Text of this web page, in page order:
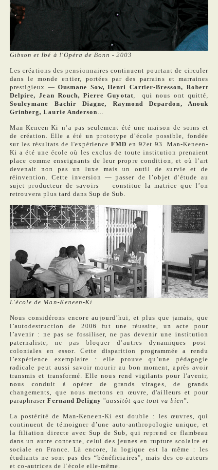
Gibson et Ibé à l'Opéra de Bonn - 2003
Les créations des pensionnaires continuent pourtant de circuler
dans le monde entier, portées par des parrains et marraines
prestigieux —Ousmane Sow, Henri Cartier-Bresson, Robert
Delpire, Jean Rouch, Pierre Guyotat , qui nous ont quitté,
Souleymane Bachir Diagne, Raymond Depardon, Anouk
Grinberg, Laurie Anderson
Man-Keneen-Ki n’a pas seulement été une maison de soins et
de création. Elle a été un prototype d’école possible, fondée
sur les résultats de l'expérience FMD en 92et 93. Man-Keneen-
Ki a été une école où les exclus de toute institution prenaient
place comme enseignants de leur propre condition, et où l’art
devenait non pas un luxe mais un outil de survie et de
réinvention. Cette inversion — passer de l’objet d’étude au
sujet producteur de savoirs — constitue la matrice que l’on
retrouvera plus tard dans Sup de Sub.
L'école de Man-Keneen-Ki
Nous considérons encore aujourd’hui, et plus que jamais, que
l’autodestruction de 2006 fut une réussite, un acte pour
l’avenir : ne pas se fossiliser, ne pas devenir une institution
paternaliste, ne pas bloquer d’autres dynamiques post-
coloniales en essor. Cette disparition programmée a rendu
l’expérience exemplaire : elle prouve qu’une pédagogie
radicale peut aussi savoir mourir au bon moment, après avoir
transmis et transformé. Elle nous rend vigilants pour l'avenir,
nous conduit à opérer de grands virages, de grands
changements, que nous mettons en œuvre, d'ailleurs et pour
paraphraserFernand Deligny "aussitôt que tout va bien".
La postérité de Man-Keneen-Ki est double : les œuvres, qui
continuent de témoigner d’une auto-anthropologie unique, et
la filiation directe avec Sup de Sub, qui reprend ce flambeau
dans un autre contexte, celui des jeunes en rupture scolaire et
sociale en France. Là encore, la logique est la même : les
étudiants ne sont pas des “bénéficiaires”, mais des co-auteurs
et co-autrices de l’école elle-même.